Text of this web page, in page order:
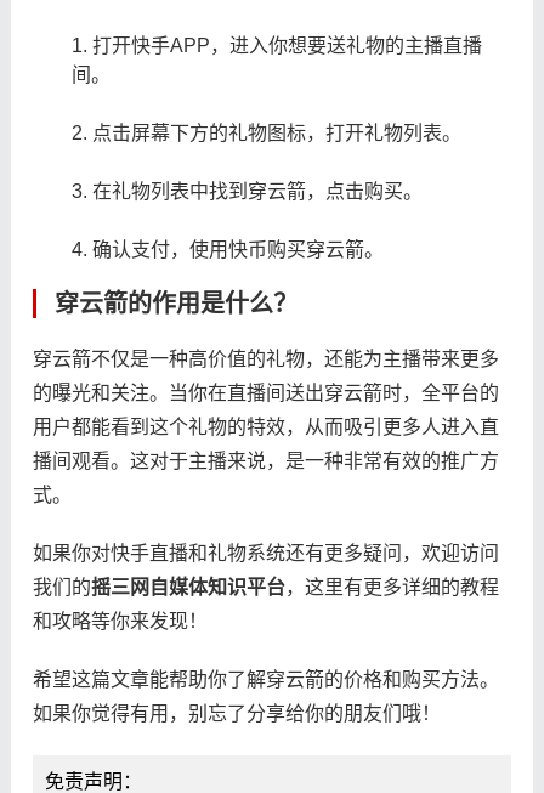
打开快手APP，进入你想要送礼物的主播直播
间。
点击屏幕下方的礼物图标，打开礼物列表。
在礼物列表中找到穿云箭，点击购买。
确认支付，使用快币购买穿云箭。
穿云箭的作用是什么？
穿云箭不仅是一种高价值的礼物，还能为主播带来更多
的曝光和关注。当你在直播间送出穿云箭时，全平台的
用户都能看到这个礼物的特效，从而吸引更多人进入直
播间观看。这对于主播来说，是一种非常有效的推广方
式。
如果你对快手直播和礼物系统还有更多疑问，欢迎访问
我们的摇三网自媒体知识平台，这里有更多详细的教程
和攻略等你来发现！
希望这篇文章能帮助你了解穿云箭的价格和购买方法。
如果你觉得有用，别忘了分享给你的朋友们哦！
免责声明：